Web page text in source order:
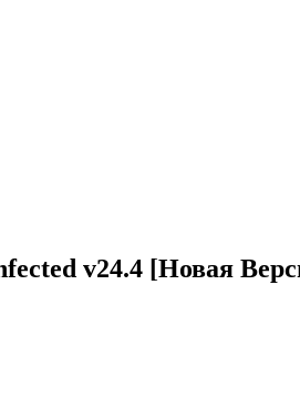
v24.4 [Новая